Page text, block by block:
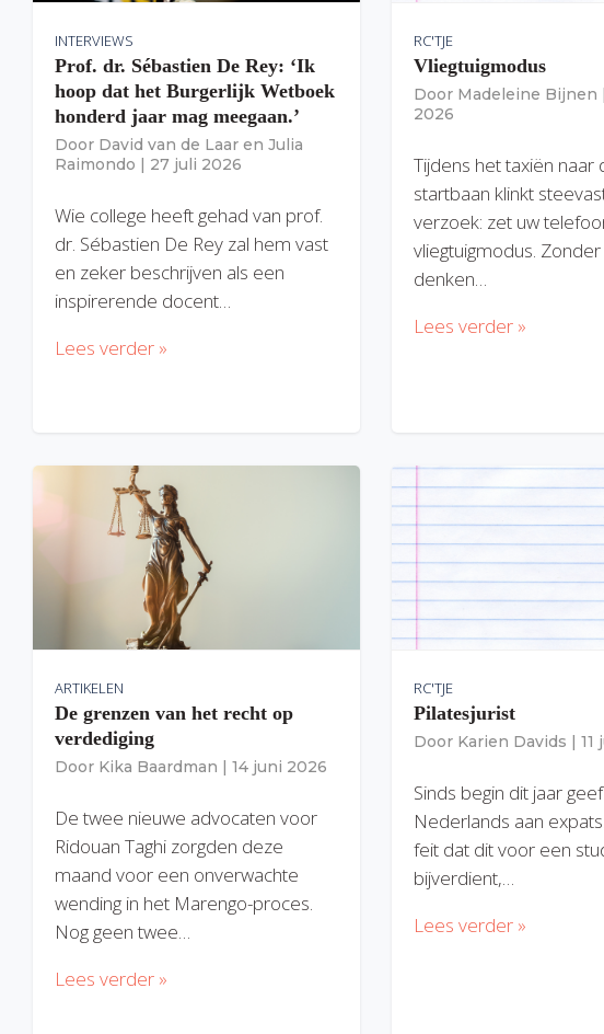
INTERVIEWS
Prof. dr. Sébastien De Rey: ‘Ik
hoop dat het Burgerlijk Wetboek
honderd jaar mag meegaan.’
Door David van de Laar en Julia
Raimondo | 27 juli 2026
Wie college heeft gehad van prof.
dr. Sébastien De Rey zal hem vast
en zeker beschrijven als een
inspirerende docent…
Lees verder »
RC'TJE
Vliegtuigmodus
Door Madeleine Bijnen |
2026
Tijdens het taxiën naar
startbaan klinkt
verzoek: zet uw
vliegtuigmodus.
denken…
Lees verder »
ARTIKELEN
De grenzen van het recht op
verdediging
Door Kika Baardman | 14 juni 2026
De twee nieuwe advocaten voor
Ridouan Taghi zorgden deze
maand voor een onverwachte
wending in het Marengo-proces.
Nog geen twee…
Lees verder »
RC'TJE
Pilatesjurist
Door Karien Davids | 11
Sinds begin dit jaar
Nederlands aan
feit dat dit voor een
bijverdient,…
Lees verder »